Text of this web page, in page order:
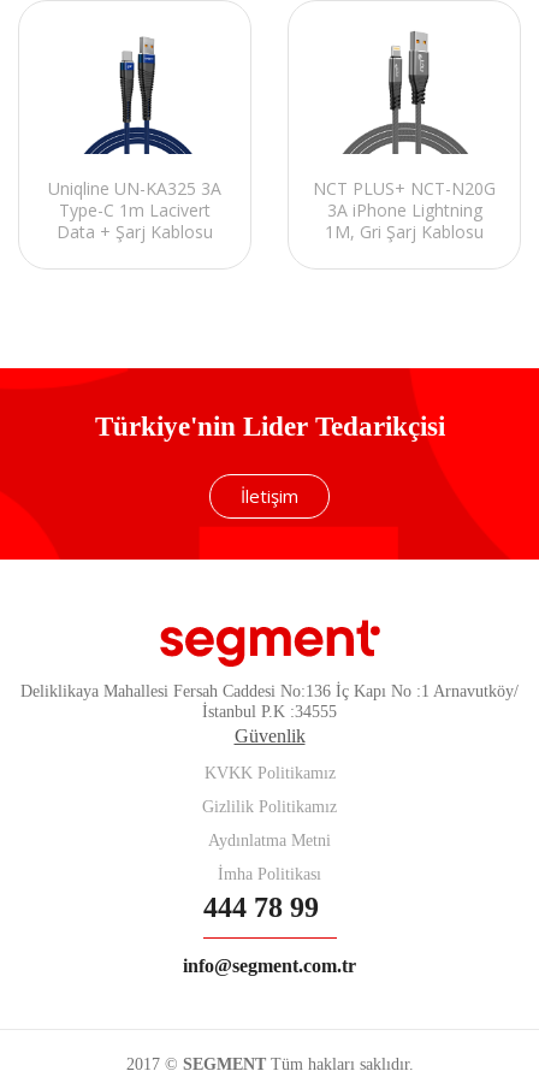
Uniqline UN-KA325 3A
Type-C 1m Lacivert
Data + Şarj Kablosu
NCT PLUS+ NCT-N20G
3A iPhone Lightning
1M, Gri Şarj Kablosu
Türkiye'nin Lider Tedarikçisi
İletişim
Deliklikaya Mahallesi Fersah Caddesi No:136 İç Kapı No :1 Arnavutköy/
İstanbul P.K :34555
Güvenlik
KVKK Politikamız
Gizlilik Politikamız
Aydınlatma Metni
İmha Politikası
444 78 99
info@segment.com.tr
2017 © SEGMENTTüm hakları saklıdır.